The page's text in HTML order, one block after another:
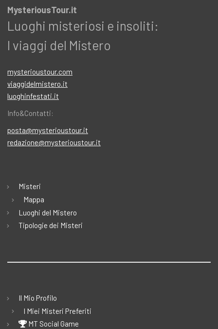
MysteriousTour.it
Luoghi misteriosi e insoliti:
I viaggi del Mistero
mysterioustour.com
viaggidelmistero.it
luoghinfestati.it
Info&Contatti:
posta@mysterioustour.it
redazione@mysterioustour.it
Misteri
Mappa
Luoghi del Mistero
Tipologie dei Misteri
Il Mio Profilo
I Miei Misteri Preferiti
MT Social Game